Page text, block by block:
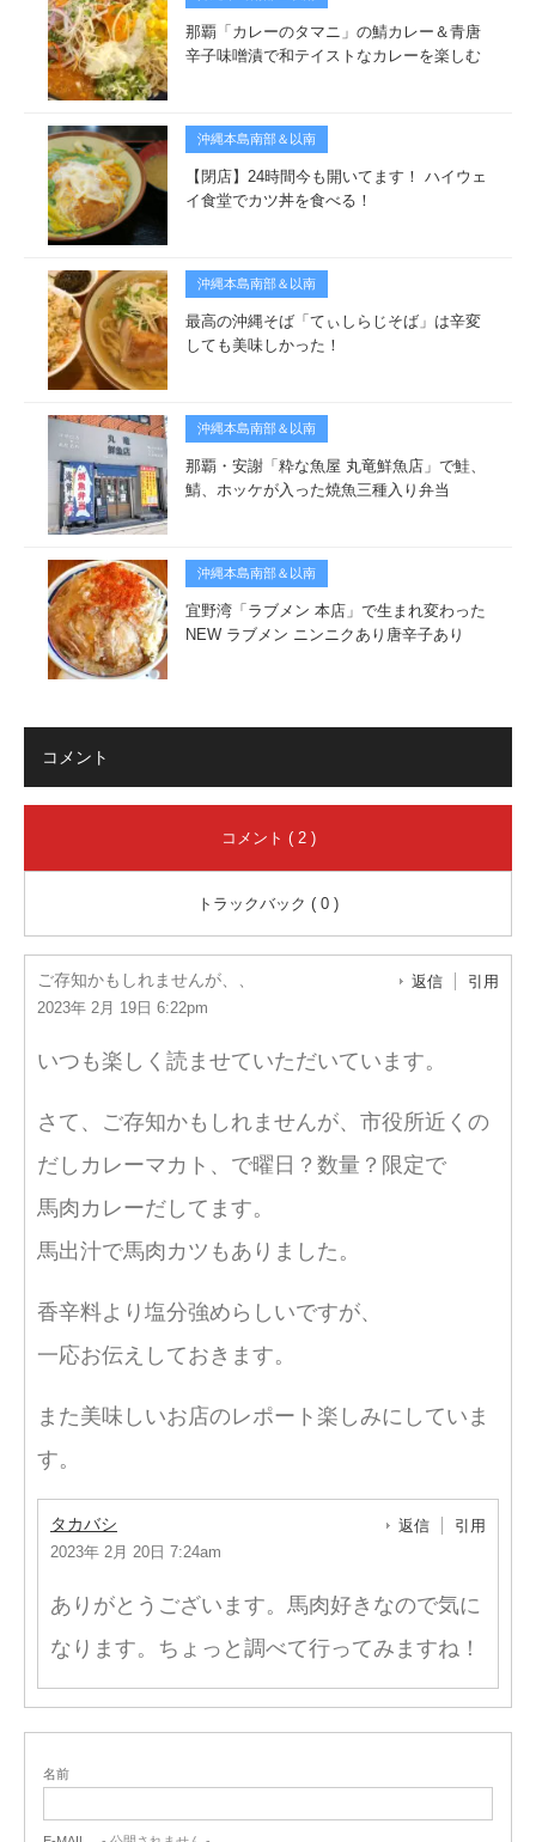
那覇「カレーのタマニ」の鯖カレー＆青唐
辛子味噌漬で和テイストなカレーを楽しむ
沖縄本島南部＆以南
【閉店】24時間今も開いてます！ ハイウェ
イ食堂でカツ丼を食べる！
沖縄本島南部＆以南
最高の沖縄そば「てぃしらじそば」は辛変
しても美味しかった！
沖縄本島南部＆以南
那覇・安謝「粋な魚屋 丸竜鮮魚店」で鮭、
鯖、ホッケが入った焼魚三種入り弁当
沖縄本島南部＆以南
宜野湾「ラブメン 本店」で生まれ変わった
NEW ラブメン ニンニクあり唐辛子あり
コメント
コメント ( 2 )
トラックバック ( 0 )
ご存知かもしれませんが、、
2023年 2月 19日 6:22pm
返信 引用
いつも楽しく読ませていただいています。
さて、ご存知かもしれませんが、市役所近くの
だしカレーマカト、で曜日？数量？限定で
馬肉カレーだしてます。
馬出汁で馬肉カツもありました。
香辛料より塩分強めらしいですが、
一応お伝えしておきます。
また美味しいお店のレポート楽しみにしていま
す。
タカバシ
2023年 2月 20日 7:24am
返信 引用
ありがとうございます。馬肉好きなので気に
なります。ちょっと調べて行ってみますね！
名前